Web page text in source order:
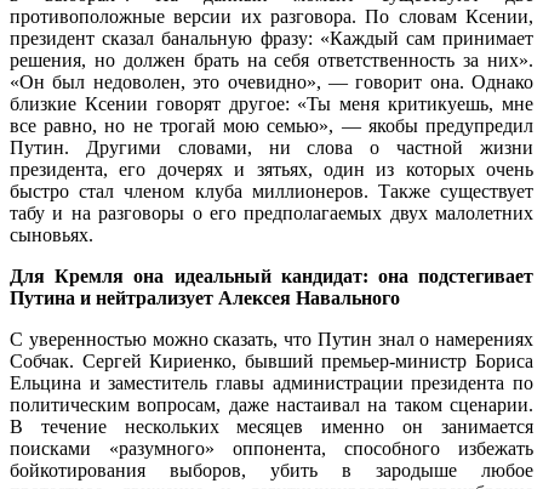
противоположные версии их разговора. По словам Ксении,
президент сказал банальную фразу: «Каждый сам принимает
решения, но должен брать на себя ответственность за них».
«Он был недоволен, это очевидно», — говорит она. Однако
близкие Ксении говорят другое: «Ты меня критикуешь, мне
все равно, но не трогай мою семью», — якобы предупредил
Путин. Другими словами, ни слова о частной жизни
президента, его дочерях и зятьях, один из которых очень
быстро стал членом клуба миллионеров. Также существует
табу и на разговоры о его предполагаемых двух малолетних
сыновьях.
Для Кремля она идеальный кандидат: она подстегивает
Путина и нейтрализует Алексея Навального
С уверенностью можно сказать, что Путин знал о намерениях
Собчак. Сергей Кириенко, бывший премьер-министр Бориса
Ельцина и заместитель главы администрации президента по
политическим вопросам, даже настаивал на таком сценарии.
В течение нескольких месяцев именно он занимается
поисками «разумного» оппонента, способного избежать
бойкотирования выборов, убить в зародыше любое